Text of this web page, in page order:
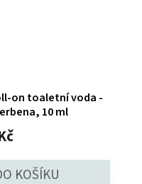
on toaletní voda -
10 ml